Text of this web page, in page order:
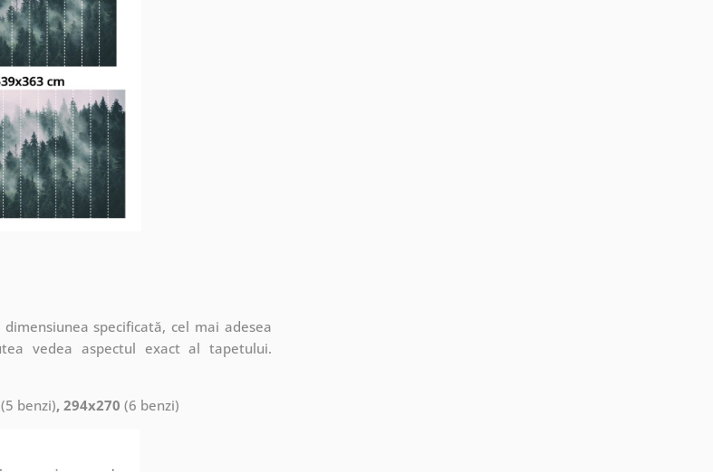
specificată, cel mai adesea
vedea aspectul exact al tapetului.
(5 benzi), 294x270 (6 benzi)